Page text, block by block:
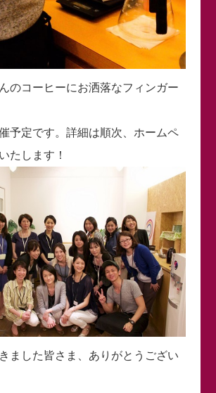
のコーヒーにお洒落なフィンガー
予定です。詳細は順次、ホームペ
たします！
ました皆さま、ありがとうござい